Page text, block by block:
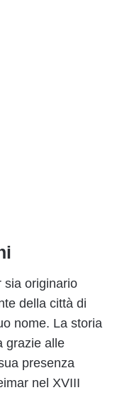
sia originario
della città di
nome. La storia
grazie alle
presenza
nel XVIII